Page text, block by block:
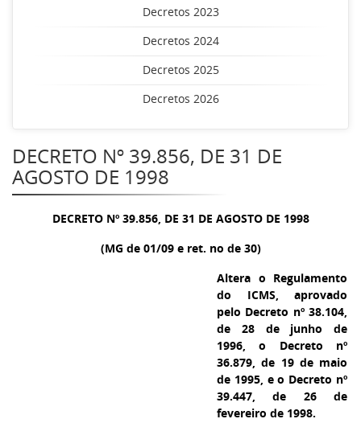
Decretos 2023
Decretos 2024
Decretos 2025
Decretos 2026
DECRETO Nº 39.856, DE 31 DE
AGOSTO DE 1998
DECRETO Nº 39.856, DE 31 DE AGOSTO DE 1998
(MG de 01/09 e ret. no de 30)
Altera o Regulamento
do ICMS, aprovado
pelo Decreto nº 38.104,
de 28 de junho de
1996, o Decreto nº
36.879, de 19 de maio
de 1995, e o Decreto nº
39.447, de 26 de
fevereiro de 1998.